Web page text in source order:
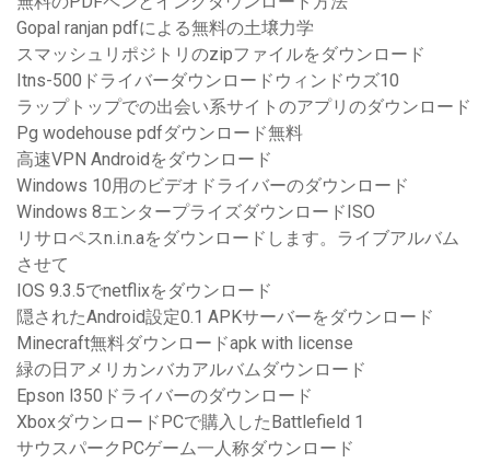
Gopal ranjan pdfによる無料の土壌力学
スマッシュリポジトリのzipファイルをダウンロード
Itns-500ドライバーダウンロードウィンドウズ10
ラップトップでの出会い系サイトのアプリのダウンロード
Pg wodehouse pdfダウンロード無料
高速VPN Androidをダウンロード
Windows 10用のビデオドライバーのダウンロード
Windows 8エンタープライズダウンロードISO
リサロペスn.i.n.aをダウンロードします。ライブアルバム
させて
IOS 9.3.5でnetflixをダウンロード
隠されたAndroid設定0.1 APKサーバーをダウンロード
Minecraft無料ダウンロードapk with license
緑の日アメリカンバカアルバムダウンロード
Epson l350ドライバーのダウンロード
XboxダウンロードPCで購入したBattlefield 1
サウスパークPCゲーム一人称ダウンロード